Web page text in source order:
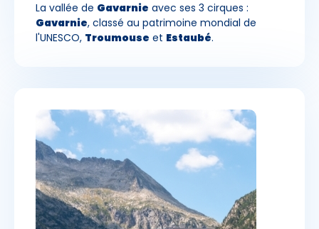
La vallée de Gavarnie avec ses 3 cirques :
Gavarnie, classé au patrimoine mondial de
l'UNESCO, Troumouse et Estaubé.